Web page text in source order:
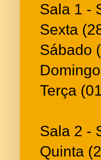
Sala 1 -
Sexta
Sábado
Terça
Sala 2 -
Quinta